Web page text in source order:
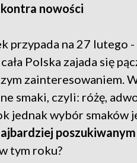
nowości
przypada na 27 lutego
Polska zajada się
zainteresowaniem.
smaki, czyli: różę,
jednak wybór smaków
tym roku?